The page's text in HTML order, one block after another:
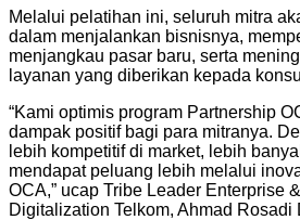
Melalui pelatihan ini, seluruh mitra
dalam menjalankan bisnisnya,
menjangkau pasar baru, serta
layanan yang diberikan kepada
“Kami optimis program Partnership
dampak positif bagi para mitranya.
lebih kompetitif di market, lebih
mendapat peluang lebih melalui
OCA,” ucap Tribe Leader Enterprise
Digitalization Telkom, Ahmad Rosadi